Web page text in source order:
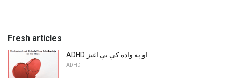
Fresh articles
ADHD او په واده کې یې اغیز
ADHD